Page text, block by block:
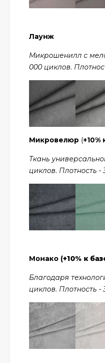
Лаунж
Микрошенилл с
000 циклов.
Микровелюр (
Ткань
циклов. Плотность -
Монако (+10% к
Благодаря
циклов. Плотность -